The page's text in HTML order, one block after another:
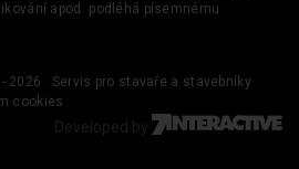
apod. podléhá písemnému
2026
Servis pro stavaře a stavebníky
cookies
Developed by